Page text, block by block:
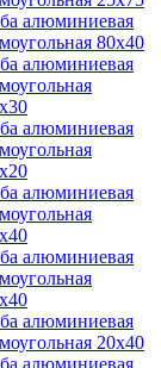
алюминиевая
80х40
алюминиевая
алюминиевая
алюминиевая
алюминиевая
алюминиевая
20х40
алюминиевая